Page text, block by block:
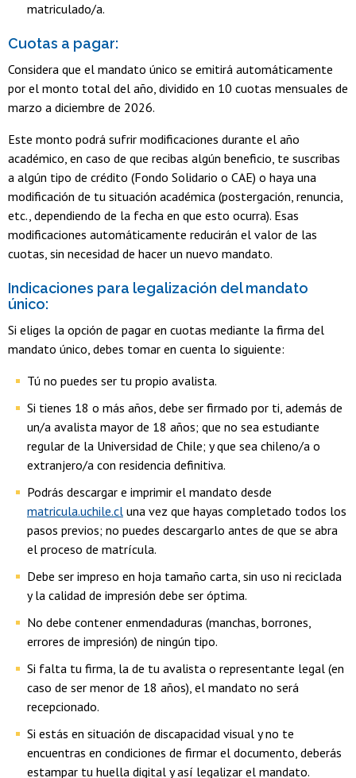
matriculado/a.
Cuotas a pagar:
Considera que el mandato único se emitirá automáticamente
por el monto total del año, dividido en 10 cuotas mensuales de
marzo a diciembre de 2026.
Este monto podrá sufrir modificaciones durante el año
académico, en caso de que recibas algún beneficio, te suscribas
a algún tipo de crédito (Fondo Solidario o CAE) o haya una
modificación de tu situación académica (postergación, renuncia,
etc., dependiendo de la fecha en que esto ocurra). Esas
modificaciones automáticamente reducirán el valor de las
cuotas, sin necesidad de hacer un nuevo mandato.
Indicaciones para legalización del mandato
único:
Si eliges la opción de pagar en cuotas mediante la firma del
mandato único, debes tomar en cuenta lo siguiente:
Tú no puedes ser tu propio avalista.
Si tienes 18 o más años, debe ser firmado por ti, además de
un/a avalista mayor de 18 años; que no sea estudiante
regular de la Universidad de Chile; y que sea chileno/a o
extranjero/a con residencia definitiva.
Podrás descargar e imprimir el mandato desde
matricula.uchile.cl una vez que hayas completado todos los
pasos previos; no puedes descargarlo antes de que se abra
el proceso de matrícula.
Debe ser impreso en hoja tamaño carta, sin uso ni reciclada
y la calidad de impresión debe ser óptima.
No debe contener enmendaduras (manchas, borrones,
errores de impresión) de ningún tipo.
Si falta tu firma, la de tu avalista o representante legal (en
caso de ser menor de 18 años), el mandato no será
recepcionado.
Si estás en situación de discapacidad visual y no te
encuentras en condiciones de firmar el documento, deberás
estampar tu huella digital y así legalizar el mandato.